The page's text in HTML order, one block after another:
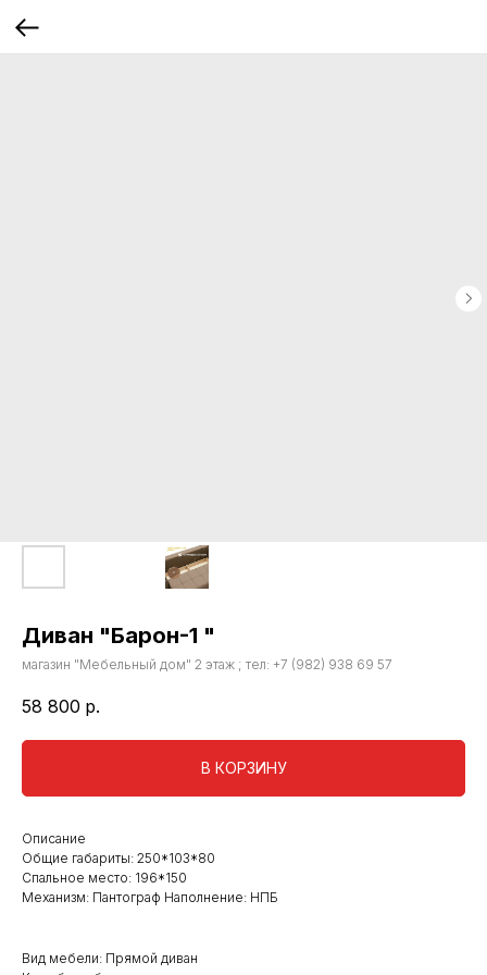
Диван "Барон-1 "
магазин "Мебельный дом" 2 этаж ; тел: +7 (982) 938 69 57
58 800 р.
В КОРЗИНУ
Описание
Общие габариты: 250*103*80
Спальное место: 196*150
Механизм: Пантограф Наполнение: НПБ
Вид мебели: Прямой диван